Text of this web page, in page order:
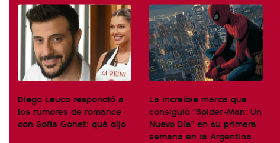
Diego Leuco respondió a
los rumores de romance
con Sofía Gonet: qué dijo
La increíble marca que
consiguió "Spider-Man: Un
Nuevo Día" en su primera
semana en la Argentina